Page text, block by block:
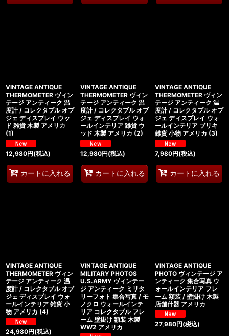
VINTAGE ANTIQUE
THERMOMETER ヴィン
テージ アンティーク 温
度計 / コレクタブル オブ
ジェ ディスプレイ ウッ
ド 雑貨 木製 アメリカ
(1)
12,980円(税込)
カートに入れる
VINTAGE ANTIQUE
THERMOMETER ヴィン
テージ アンティーク 温
度計 / コレクタブル オブ
ジェ ディスプレイ ウォ
ールインテリア 雑貨 ウ
ッド 木製 アメリカ (2)
12,980円(税込)
カートに入れる
VINTAGE ANTIQUE
THERMOMETER ヴィン
テージ アンティーク 温
度計 / コレクタブル オブ
ジェ ディスプレイ ウォ
ールインテリア ブリキ
雑貨 小物 アメリカ (3)
7,980円(税込)
カートに入れる
VINTAGE ANTIQUE
THERMOMETER ヴィン
テージ アンティーク 温
度計 / コレクタブル オブ
ジェ ディスプレイ ウォ
ールインテリア 雑貨 小
物 アメリカ (4)
24,980円(税込)
VINTAGE ANTIQUE
MILITARY PHOTOS
U.S.ARMY ヴィンテー
ジ アンティーク ミリタ
リーフォト 集合写真 / モ
ノクロ ウォールインテ
リア コレクタブル フレ
ーム 壁掛け 額装 木製
WW2 アメリカ
VINTAGE ANTIQUE
PHOTO ヴィンテージ ア
ンティーク 集合写真 ウ
ォールインテリア フレ
ーム 額装 / 壁掛け 木製
店舗什器 アメリカ
27,980円(税込)